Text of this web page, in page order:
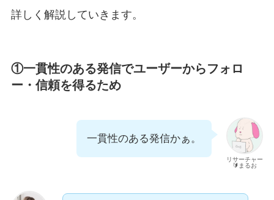
詳しく解説していきます。
①一貫性のある発信でユーザーからフォロ
ー・信頼を得るため
リサーチャー
🔰まるお
一貫性のある発信かぁ。